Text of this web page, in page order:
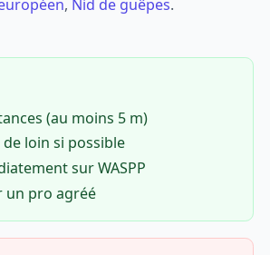
, Nid de guêpes.
(au moins 5 m)
loin si possible
sur WASPP
un pro agréé